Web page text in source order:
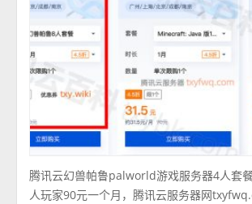
腾讯云幻兽帕鲁palworld游戏服务器4人套
人玩家90元一个月，腾讯云服务器网